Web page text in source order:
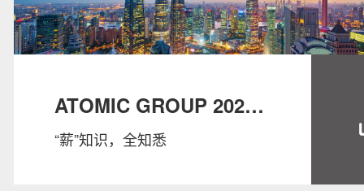
ATOMIC GROUP 2024
SALARY GUIDE
“薪”知识，全知悉